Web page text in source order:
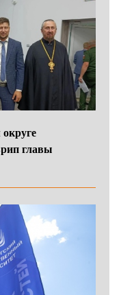
главы